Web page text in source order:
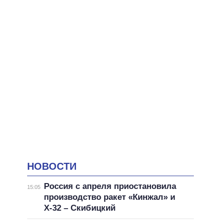
НОВОСТИ
15:05
Россия с апреля приостановила
производство ракет «Кинжал» и
Х-32 – Скибицкий